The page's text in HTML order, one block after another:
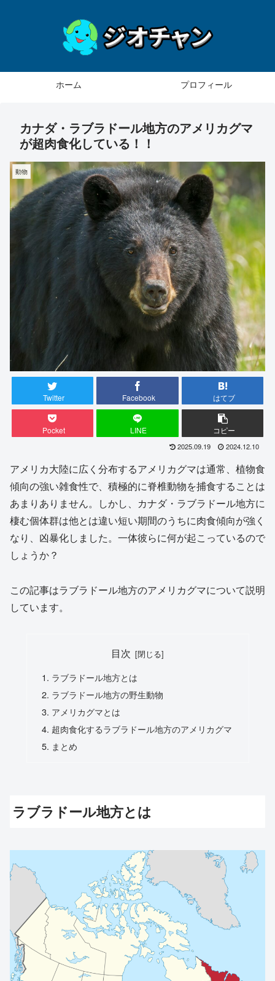
ホーム プロフィール
カナダ・ラブラドール地方のアメリカグマ
が超肉食化している！！
動物
Twitter Facebook はてブ
Pocket LINE コピー
2025.09.19 2024.12.10
アメリカ大陸に広く分布するアメリカグマは通常、植物食
傾向の強い雑食性で、積極的に脊椎動物を捕食することは
あまりありません。しかし、カナダ・ラブラドール地方に
棲む個体群は他とは違い短い期間のうちに肉食傾向が強く
なり、凶暴化しました。一体彼らに何が起こっているので
しょうか？
この記事はラブラドール地方のアメリカグマについて説明
しています。
目次
ラブラドール地方とは
ラブラドール地方の野生動物
アメリカグマとは
超肉食化するラブラドール地方のアメリカグマ
まとめ
ラブラドール地方とは